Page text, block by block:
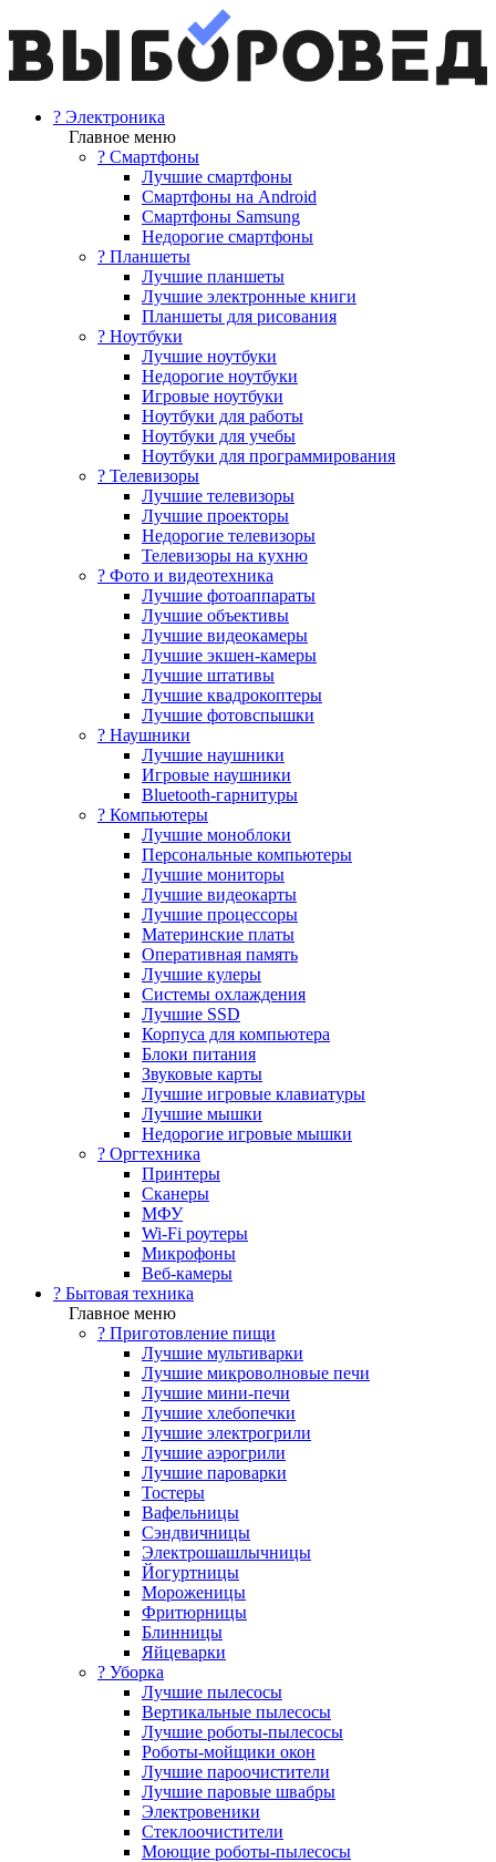
? Электроника
Главное меню
? Смартфоны
Лучшие смартфоны
Смартфоны на Android
Смартфоны Samsung
Недорогие смартфоны
? Планшеты
Лучшие планшеты
Лучшие электронные книги
Планшеты для рисования
? Ноутбуки
Лучшие ноутбуки
Недорогие ноутбуки
Игровые ноутбуки
Ноутбуки для работы
Ноутбуки для учебы
Ноутбуки для программирования
? Телевизоры
Лучшие телевизоры
Лучшие проекторы
Недорогие телевизоры
Телевизоры на кухню
? Фото и видеотехника
Лучшие фотоаппараты
Лучшие объективы
Лучшие видеокамеры
Лучшие экшен-камеры
Лучшие штативы
Лучшие квадрокоптеры
Лучшие фотовспышки
? Наушники
Лучшие наушники
Игровые наушники
Bluetooth-гарнитуры
?️ Компьютеры
Лучшие моноблоки
Персональные компьютеры
Лучшие мониторы
Лучшие видеокарты
Лучшие процессоры
Материнские платы
Оперативная память
Лучшие кулеры
Системы охлаждения
Лучшие SSD
Корпуса для компьютера
Блоки питания
Звуковые карты
Лучшие игровые клавиатуры
Лучшие мышки
Недорогие игровые мышки
?️ Оргтехника
Принтеры
Сканеры
МФУ
Wi-Fi роутеры
Микрофоны
Веб-камеры
? Бытовая техника
Главное меню
? Приготовление пищи
Лучшие мультиварки
Лучшие микроволновые печи
Лучшие мини-печи
Лучшие хлебопечки
Лучшие электрогрили
Лучшие аэрогрили
Лучшие пароварки
Тостеры
Вафельницы
Сэндвичницы
Электрошашлычницы
Йогуртницы
Мороженицы
Фритюрницы
Блинницы
Яйцеварки
? Уборка
Лучшие пылесосы
Вертикальные пылесосы
Лучшие роботы-пылесосы
Роботы-мойщики окон
Лучшие пароочистители
Лучшие паровые швабры
Электровеники
Стеклоочистители
Моющие роботы-пылесосы